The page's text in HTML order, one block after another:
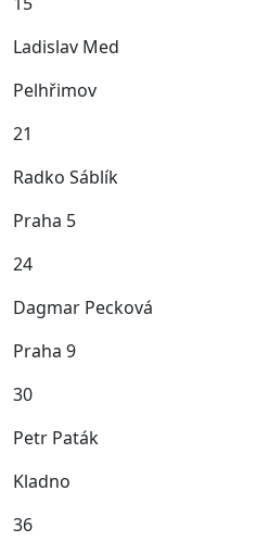
Ladislav Med
Pelhřimov
21
Radko Sáblík
Praha 5
24
Dagmar Pecková
Praha 9
30
Petr Paták
Kladno
36